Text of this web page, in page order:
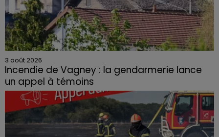
3 août 2026
Incendie de Vagney : la gendarmerie lance
un appel à témoins
Le feu, parti d'une haie avant de se propager au
quartier résidentiel, avait détruit deux habitations et
contraint à l'évacuation d'une centaine de personnes.